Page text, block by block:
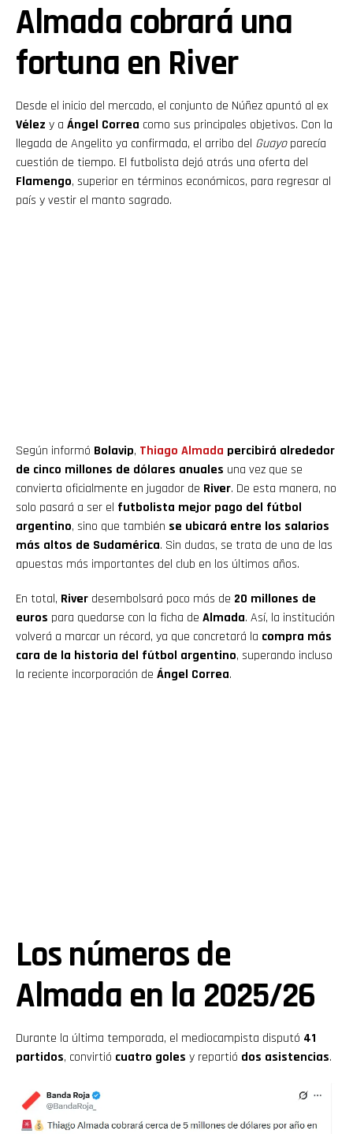
Almada cobrará una
fortuna en River
Desde el inicio del mercado, el conjunto de Núñez apuntó al ex
Vélez y a Ángel Correa como sus principales objetivos. Con la
llegada de Angelito ya confirmada, el arribo del Guayoparecía
cuestión de tiempo. El futbolista dejó atrás una oferta del
Flamengo, superior en términos económicos, para regresar al
país y vestir el manto sagrado.
Según informó Bolavip, Thiago Almada percibirá alrededor
de cinco millones de dólares anuales una vez que se
convierta oficialmente en jugador de River. De esta manera, no
solo pasará a ser el futbolista mejor pago del fútbol
argentino, sino que también se ubicará entre los salarios
más altos de Sudamérica. Sin dudas, se trata de una de las
apuestas más importantes del club en los últimos años.
En total, River desembolsará poco más de 20 millones de
euros para quedarse con la ficha de Almada. Así, la institución
volverá a marcar un récord, ya que concretará la compra más
cara de la historia del fútbol argentino, superando incluso
la reciente incorporación de Ángel Correa.
Los números de
Almada en la 2025/26
Durante la última temporada, el mediocampista disputó 41
partidos, convirtió cuatro goles y repartió dos asistencias.